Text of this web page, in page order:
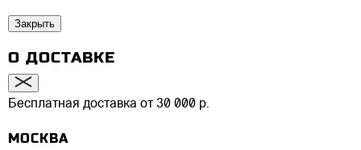
Закрыть
О ДОСТАВКЕ
Бесплатная доставка от 30 000 р.
МОСКВА